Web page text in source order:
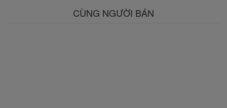
CÙNG NGƯỜI BÁN